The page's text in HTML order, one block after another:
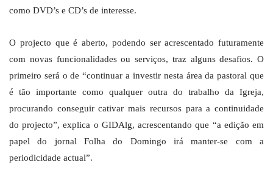
como DVD’s e CD’s de interesse.
O projecto que é aberto, podendo ser acrescentado futuramente
com novas funcionalidades ou serviços, traz alguns desafios. O
primeiro será o de “continuar a investir nesta área da pastoral que
é tão importante como qualquer outra do trabalho da Igreja,
procurando conseguir cativar mais recursos para a continuidade
do projecto”, explica o GIDAlg, acrescentando que “a edição em
papel do jornal Folha do Domingo irá manter-se com a
periodicidade actual”.